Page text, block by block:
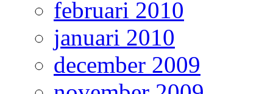
februari 2010
januari 2010
december 2009